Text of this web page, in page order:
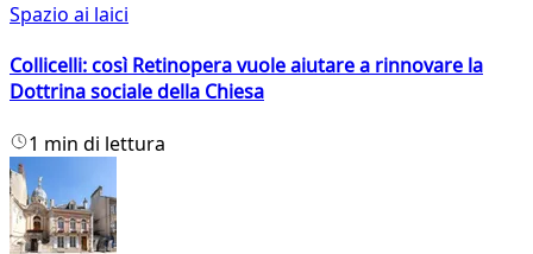
Spazio ai laici
Collicelli: così Retinopera vuole aiutare a rinnovare la
Dottrina sociale della Chiesa
1 min di lettura